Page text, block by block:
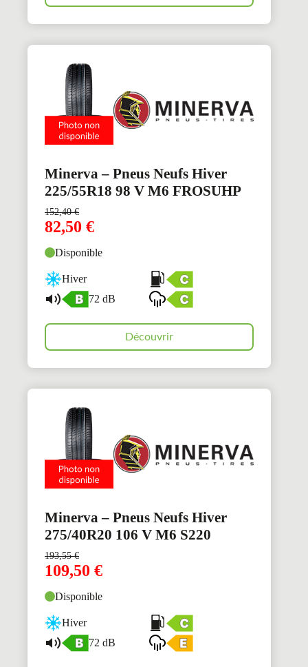
Minerva – Pneus Neufs Hiver
225/55R18 98 V M6 FROSUHP
152,40€
82,50 €
Disponible
Hiver
72 dB
Découvrir
Minerva – Pneus Neufs Hiver
275/40R20 106 V M6 S220
193,55€
109,50 €
Disponible
Hiver
72 dB